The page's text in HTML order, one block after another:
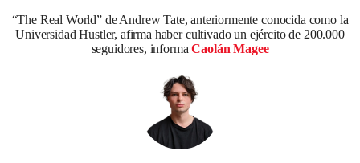
“The Real World” de Andrew Tate, anteriormente conocida como la
Universidad Hustler, afirma haber cultivado un ejército de 200.000
seguidores, informaCaolán Magee